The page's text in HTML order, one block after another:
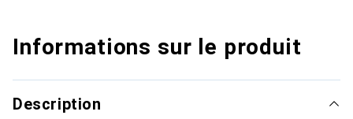
Informations sur le produit
Description